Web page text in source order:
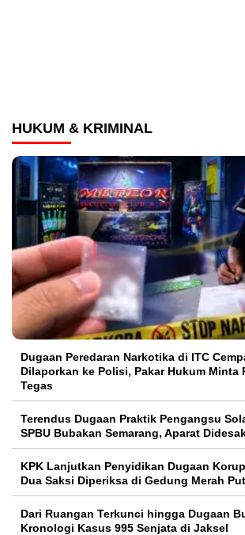
HUKUM & KRIMINAL
Dugaan Peredaran Narkotika di ITC
Dilaporkan ke Polisi, Pakar Hukum Minta
Tegas
Terendus Dugaan Praktik Pengangsu
SPBU Bubakan Semarang, Aparat
KPK Lanjutkan Penyidikan Dugaan
Dua Saksi Diperiksa di Gedung Merah
Dari Ruangan Terkunci hingga Dugaan
Kronologi Kasus 995 Senjata di Jaksel